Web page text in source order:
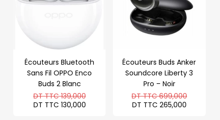
Écouteurs Bluetooth
Sans Fil OPPO Enco
Buds 2 Blanc
DT TTC139,000Le
prix
DT TTC 130,000Le
Écouteurs Buds Anker
Soundcore Liberty 3
Pro – Noir
DT TTC699,000Le
DT TTC 265,000Le